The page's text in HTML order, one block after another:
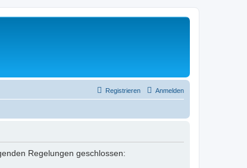
Anmelden
Registrieren
Regelungen geschlossen: